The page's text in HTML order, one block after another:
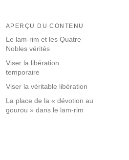
APERÇU DU CONTENU
Le lam-rim et les Quatre
Nobles vérités
Viser la libération
temporaire
Viser la véritable libération
La place de la « dévotion au
gourou » dans le lam-rim